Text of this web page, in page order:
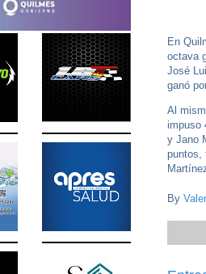
En
octava
José
ganó
Al
impuso
y Jano
puntos,
By